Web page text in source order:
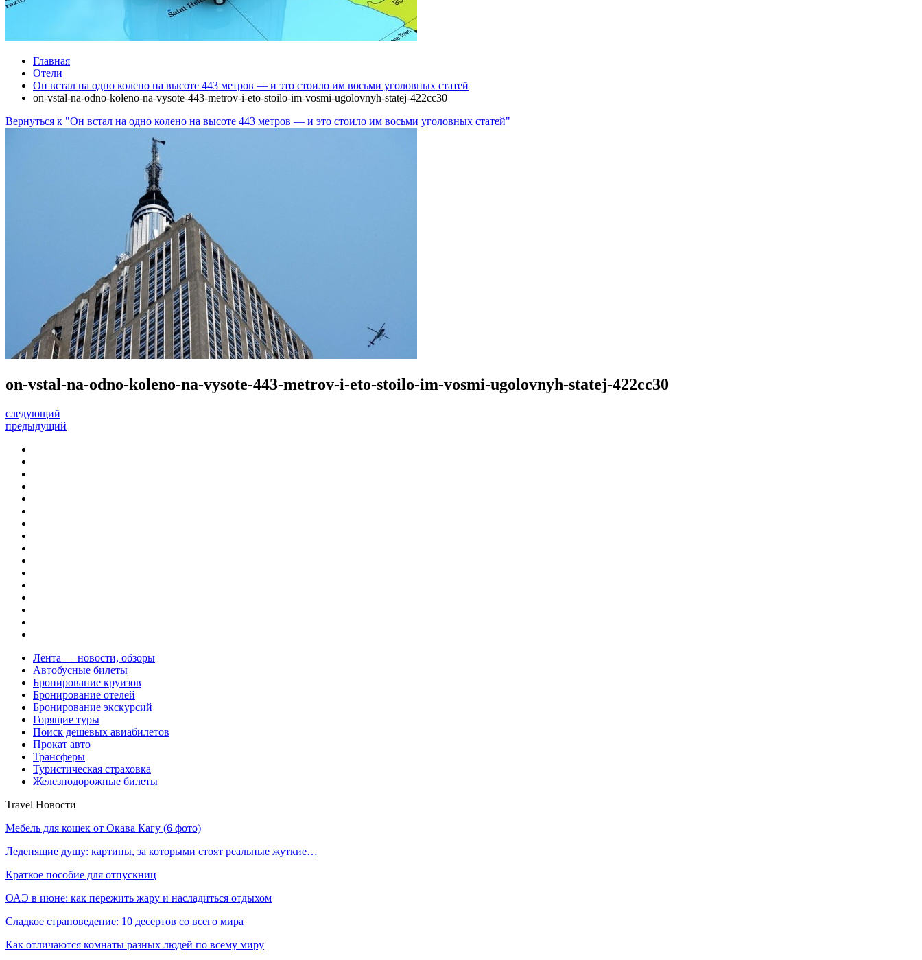
Главная
Отели
Он встал на одно колено на высоте 443 метров — и это стоило им восьми уголовных статей
on-vstal-na-odno-koleno-na-vysote-443-metrov-i-eto-stoilo-im-vosmi-ugolovnyh-statej-422cc30
Вернуться к "Он встал на одно колено на высоте 443 метров — и это стоило им восьми уголовных статей"
on-vstal-na-odno-koleno-na-vysote-443-metrov-i-eto-stoilo-im-vosmi-ugolovnyh-statej-422cc30
следующий
предыдущий
Лента — новости, обзоры
Автобусные билеты
Бронирование круизов
Бронирование отелей
Бронирование экскурсий
Горящие туры
Поиск дешевых авиабилетов
Прокат авто
Трансферы
Туристическая страховка
Железнодорожные билеты
Travel Новости
Мебель для кошек от Окава Кагу (6 фото)
Леденящие душу: картины, за которыми стоят реальные жуткие…
Краткое пособие для отпускниц
ОАЭ в июне: как пережить жару и насладиться отдыхом
Сладкое страноведение: 10 десертов со всего мира
Как отличаются комнаты разных людей по всему миру